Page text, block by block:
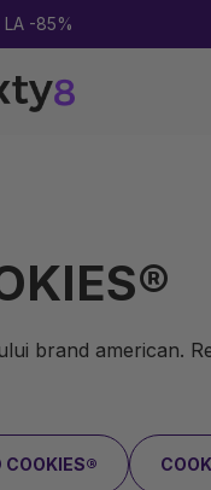
REDUCERI DE VARĂ!
brand american.
COOKIES®